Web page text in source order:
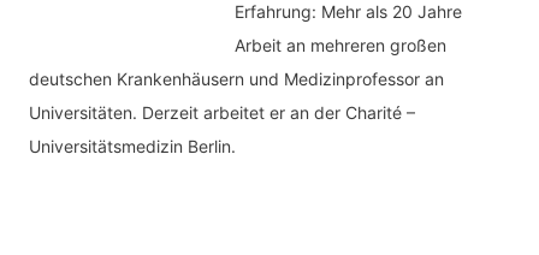
Erfahrung: Mehr als 20 Jahre
Arbeit an mehreren großen
deutschen Krankenhäusern und Medizinprofessor an
Universitäten. Derzeit arbeitet er an der Charité –
Universitätsmedizin Berlin.